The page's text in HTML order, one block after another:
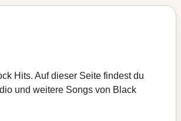
Hits. Auf dieser Seite findest du
und weitere Songs von Black